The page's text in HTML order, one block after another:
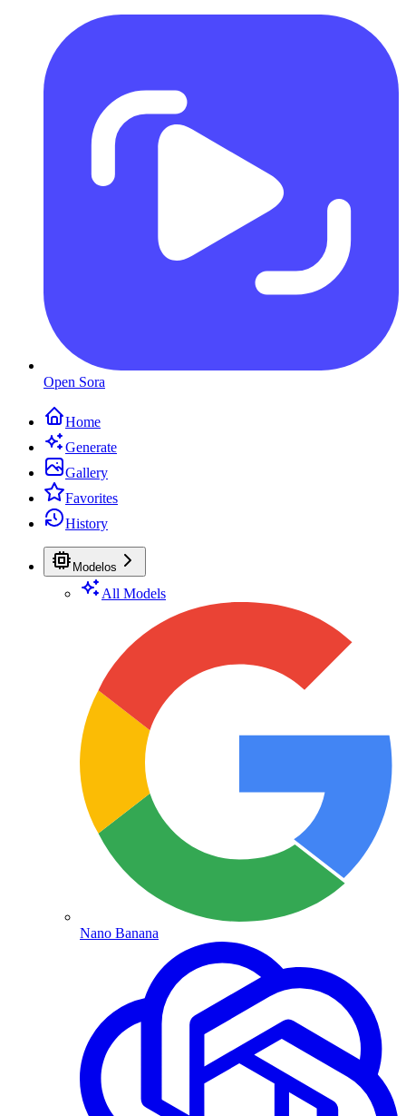
Open Sora
Home
Generate
Gallery
Favorites
History
Modelos
All Models
Nano Banana